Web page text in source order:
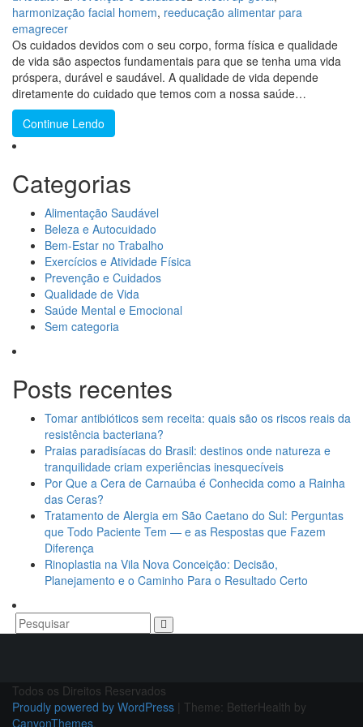
harmonização facial homem, reeducação alimentar para
emagrecer
Os cuidados devidos com o seu corpo, forma física e qualidade
de vida são aspectos fundamentais para que se tenha uma vida
próspera, durável e saudável. A qualidade de vida depende
diretamente do cuidado que temos com a nossa saúde…
Continue Lendo
Categorias
Alimentação Saudável
Beleza e Autocuidado
Bem-Estar no Trabalho
Exercícios e Atividade Física
Prevenção e Cuidados
Qualidade de Vida
Saúde Mental e Emocional
Sem categoria
Posts recentes
Tomar antibióticos sem receita: quais são os riscos reais da
resistência bacteriana?
Praias paradisíacas do Brasil: destinos onde natureza e
tranquilidade criam experiências inesquecíveis
Por Que a Cera de Carnaúba é Conhecida como a Rainha
das Ceras?
Tratamento de Alergia em São Caetano do Sul: Perguntas
que Todo Paciente Tem — e as Respostas que Fazem
Diferença
Rinoplastia na Vila Nova Conceição: Decisão,
Planejamento e o Caminho Para o Resultado Certo
Todos os Direitos Reservados
Proudly powered by WordPress
Theme: BetterHealth by
CanyonThemes